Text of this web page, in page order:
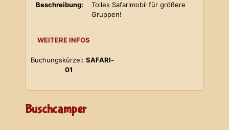
Beschreibung:
Tolles Safarimobil für größere
Gruppen!
WEITERE INFOS
Buchungskürzel: SAFARI-
01
Buschcamper